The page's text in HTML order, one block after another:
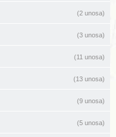
(2 unosa)
(3 unosa)
(11 unosa)
(13 unosa)
(9 unosa)
(5 unosa)